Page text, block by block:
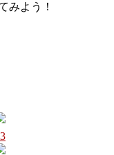
みよう！